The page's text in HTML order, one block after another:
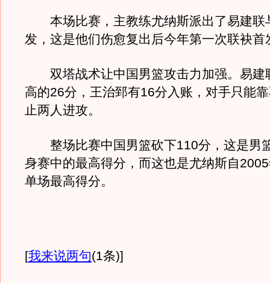
本场比赛，主教练尤纳斯派出了易建联
发，这是他们伤愈复出后今年第一次联袂首
双塔战术让中国男篮攻击力加强。易建
高的26分，王治郅有16分入账，对手只能
止两人进攻。
整场比赛中国男篮砍下110分，这是男
身赛中的最高得分，而这也是尤纳斯自
单场最高得分。
[我来说两句(1条)]